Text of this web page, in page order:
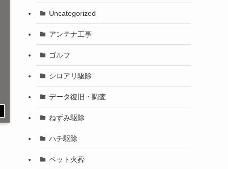
Uncategorized
アンテナ工事
ゴルフ
シロアリ駆除
データ復旧・調査
ねずみ駆除
ハチ駆除
ペット火葬